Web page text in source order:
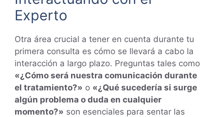
Experto
Otra área crucial a tener en cuenta durante tu
primera consulta es cómo se llevará a cabo la
interacción a largo plazo. Preguntas tales como
«¿Cómo será nuestra comunicación durante
el tratamiento?» o «¿Qué sucedería si surge
algún problema o duda en cualquier
momento?» son esenciales para sentar las